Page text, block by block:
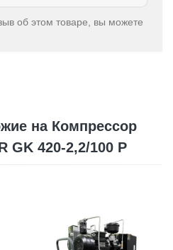
об этом товаре, вы можете
на Компрессор
GK 420-2,2/100 P